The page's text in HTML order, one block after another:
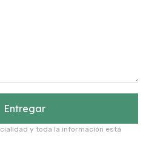
Entregar
y toda la información está